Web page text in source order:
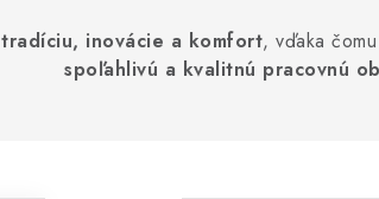
tradíciu, inovácie a komfort, vďaka
spoľahlivú a kvalitnú pracovnú